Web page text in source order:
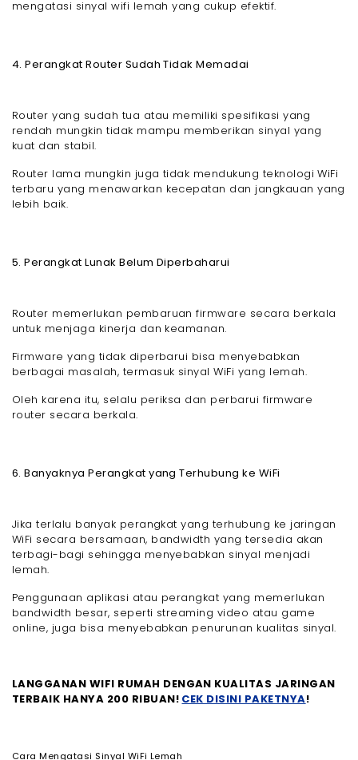
mengatasi sinyal wifi lemah yang cukup efektif.
4. Perangkat Router Sudah Tidak Memadai
Router yang sudah tua atau memiliki spesifikasi yang
rendah mungkin tidak mampu memberikan sinyal yang
kuat dan stabil.
Router lama mungkin juga tidak mendukung teknologi WiFi
terbaru yang menawarkan kecepatan dan jangkauan yang
lebih baik.
5. Perangkat Lunak Belum Diperbaharui
Router memerlukan pembaruan firmware secara berkala
untuk menjaga kinerja dan keamanan.
Firmware yang tidak diperbarui bisa menyebabkan
berbagai masalah, termasuk sinyal WiFi yang lemah.
Oleh karena itu, selalu periksa dan perbarui firmware
router secara berkala.
6. Banyaknya Perangkat yang Terhubung ke WiFi
Jika terlalu banyak perangkat yang terhubung ke jaringan
WiFi secara bersamaan, bandwidth yang tersedia akan
terbagi-bagi sehingga menyebabkan sinyal menjadi
lemah.
Penggunaan aplikasi atau perangkat yang memerlukan
bandwidth besar, seperti streaming video atau game
online, juga bisa menyebabkan penurunan kualitas sinyal.
LANGGANAN WIFI RUMAH DENGAN KUALITAS JARINGAN
TERBAIK HANYA 200 RIBUAN! CEK DISINI PAKETNYA!
Cara Mengatasi Sinyal WiFi Lemah